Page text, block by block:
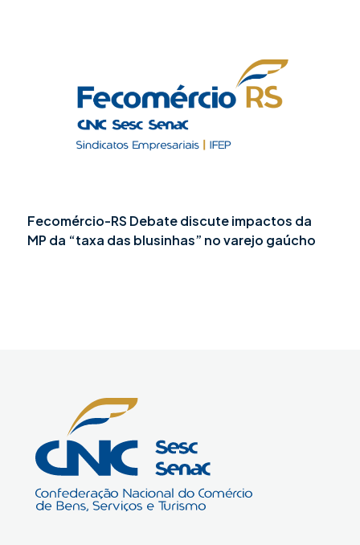
Fecomércio-RS Debate discute impactos da
MP da “taxa das blusinhas” no varejo gaúcho